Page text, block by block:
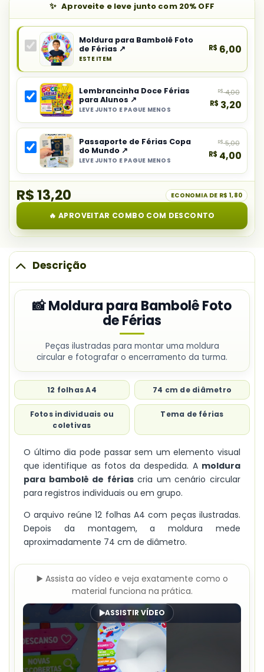
Aproveite e leve junto com 20% OFF
Produto
principal
do
combo:
Moldura
para
Bambolê
Foto
de
Férias
Moldura para Bambolê Foto
de Férias ↗
ESTE ITEM
R$ 6,00
Selecionar
item
do
combo:
Lembrancinha
Doce
Férias
Alunos
Lembrancinha Doce Férias
para Alunos ↗
LEVE JUNTO E PAGUE MENOS
R$4,00
R$ 3,20
Selecionar
item
do
de
Férias
Copa
Mundo
Passaporte de Férias Copa
do Mundo ↗
LEVE JUNTO E PAGUE MENOS
R$5,00
R$ 4,00
R$ 13,20 ECONOMIA DE R$ 1,80
🔥 APROVEITAR COMBO COM DESCONTO
Descrição
📸 Moldura para Bambolê Foto
de Férias
Peças ilustradas para montar uma moldura
circular e fotografar o encerramento da turma.
12 folhas A4 74 cm de diâmetro
Fotos individuais ou
coletivas
Tema de férias
O último dia pode passar sem um elemento visual
que identifique as fotos da despedida. A moldura
para bambolê de fériascria um cenário circular
para registros individuais ou em grupo.
O arquivo reúne 12 folhas A4 com peças ilustradas.
Depois da montagem, a moldura mede
aproximadamente 74 cm de diâmetro.
▶️ Assista ao vídeo e veja exatamente como o
material funciona na prática.
ASSISTIR VÍDEO